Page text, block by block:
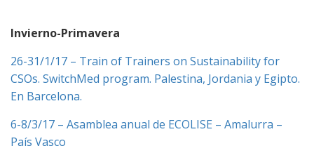
Invierno-Primavera
26-31/1/17 – Train of Trainers on Sustainability for
CSOs. SwitchMed program. Palestina, Jordania y Egipto.
En Barcelona.
6-8/3/17 – Asamblea anual de ECOLISE – Amalurra –
País Vasco